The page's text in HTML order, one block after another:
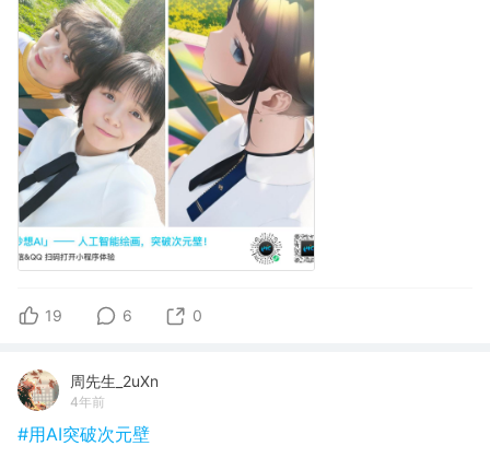
19 6 0
周先生_2uXn
4年前
#用AI突破次元壁